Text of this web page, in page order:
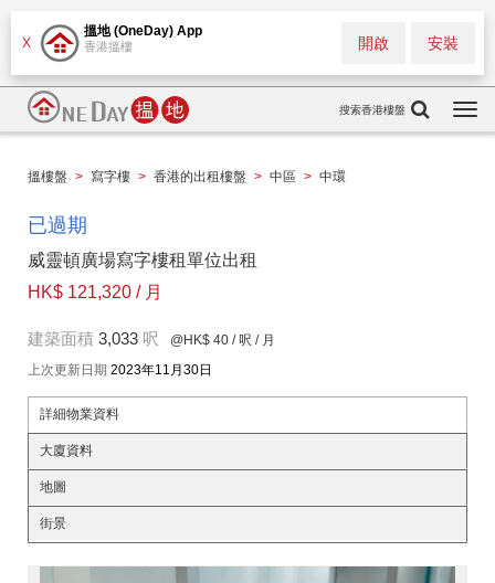
X
搵地 (OneDay) App
香港搵樓 安裝
開啟
搜索香港樓盤
搵樓盤 > 寫字樓 > 香港的出租樓盤 > 中區 > 中環
已過期
威靈頓廣場寫字樓租單位出租
HK$ 121,320 / 月
建築面積 3,033 呎 @HK$ 40 / 呎 / 月
上次更新日期 2023年11月30日
詳細物業資料
大廈資料
地圖
街景